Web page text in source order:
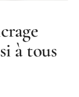
à tous